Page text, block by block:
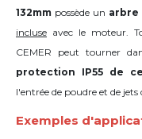
132mm possède un arbre
incluse avec le moteur.
CEMER peut tourner
protection IP55 de
l'entrée de poudre et de
Exemples